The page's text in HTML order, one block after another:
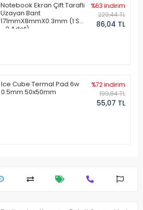
Notebook Ekran Çift Taraflı
Uzayan Bant
171mmX8mmX0.3mm (1 Set
- 2 Adet)
%63 indirim
229,44 TL
86,04 TL
Ice Cube Termal Pad 6w
0.5mm 50x50mm
%72 indirim
199,84 TL
55,07 TL